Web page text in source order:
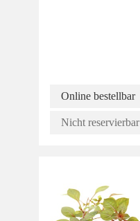
Online bestellbar
Nicht reservierbar